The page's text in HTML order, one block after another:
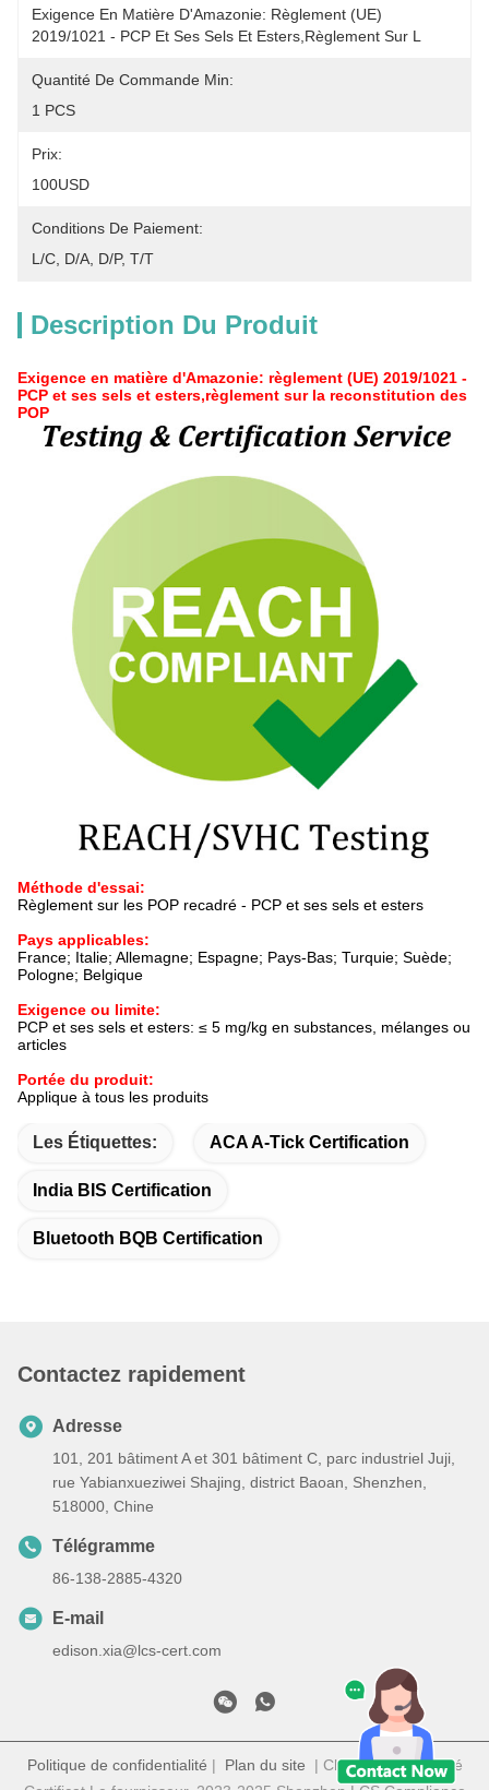
Exigence En Matière D'Amazonie: Règlement (UE)
2019/1021 - PCP Et Ses Sels Et Esters,règlement Sur L
Quantité De Commande Min:
1 PCS
Prix:
100USD
Conditions De Paiement:
L/C, D/A, D/P, T/T
Description Du Produit
Exigence en matière d'Amazonie: règlement (UE) 2019/1021 -
PCP et ses sels et esters,règlement sur la reconstitution des
POP
Méthode d'essai:
Règlement sur les POP recadré - PCP et ses sels et esters
Pays applicables:
France; Italie; Allemagne; Espagne; Pays-Bas; Turquie; Suède;
Pologne; Belgique
Exigence ou limite:
PCP et ses sels et esters: ≤ 5 mg/kg en substances, mélanges ou
articles
Portée du produit:
Applique à tous les produits
Les Étiquettes: ACA A-Tick Certification
India BIS Certification
Bluetooth BQB Certification
Contactez rapidement
Adresse
101, 201 bâtiment A et 301 bâtiment C, parc industriel Juji,
rue Yabianxueziwei Shajing, district Baoan, Shenzhen,
518000, Chine
Télégramme
86-138-2885-4320
E-mail
edison.xia@lcs-cert.com
Politique de confidentialité | Plan du site | Chine Bonne qualité